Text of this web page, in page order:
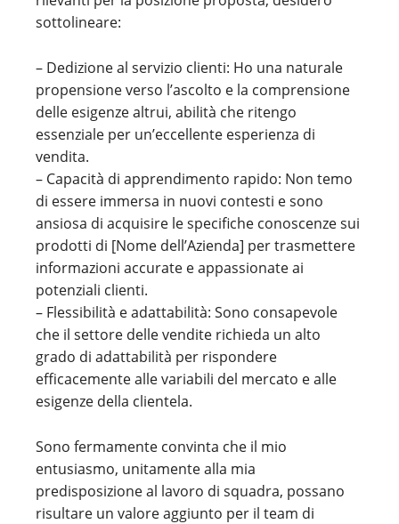
sottolineare:
– Dedizione al servizio clienti: Ho una naturale
propensione verso l’ascolto e la comprensione
delle esigenze altrui, abilità che ritengo
essenziale per un’eccellente esperienza di
vendita.
– Capacità di apprendimento rapido: Non temo
di essere immersa in nuovi contesti e sono
ansiosa di acquisire le specifiche conoscenze sui
prodotti di [Nome dell’Azienda] per trasmettere
informazioni accurate e appassionate ai
potenziali clienti.
– Flessibilità e adattabilità: Sono consapevole
che il settore delle vendite richieda un alto
grado di adattabilità per rispondere
efficacemente alle variabili del mercato e alle
esigenze della clientela.
Sono fermamente convinta che il mio
entusiasmo, unitamente alla mia
predisposizione al lavoro di squadra, possano
risultare un valore aggiunto per il team di